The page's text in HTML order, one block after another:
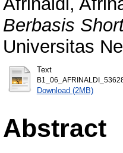
Berbasis
Universitas
Text
Download (2MB)
Abstract